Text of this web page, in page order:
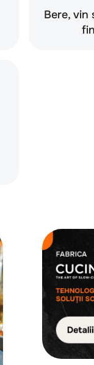
Bere, vin